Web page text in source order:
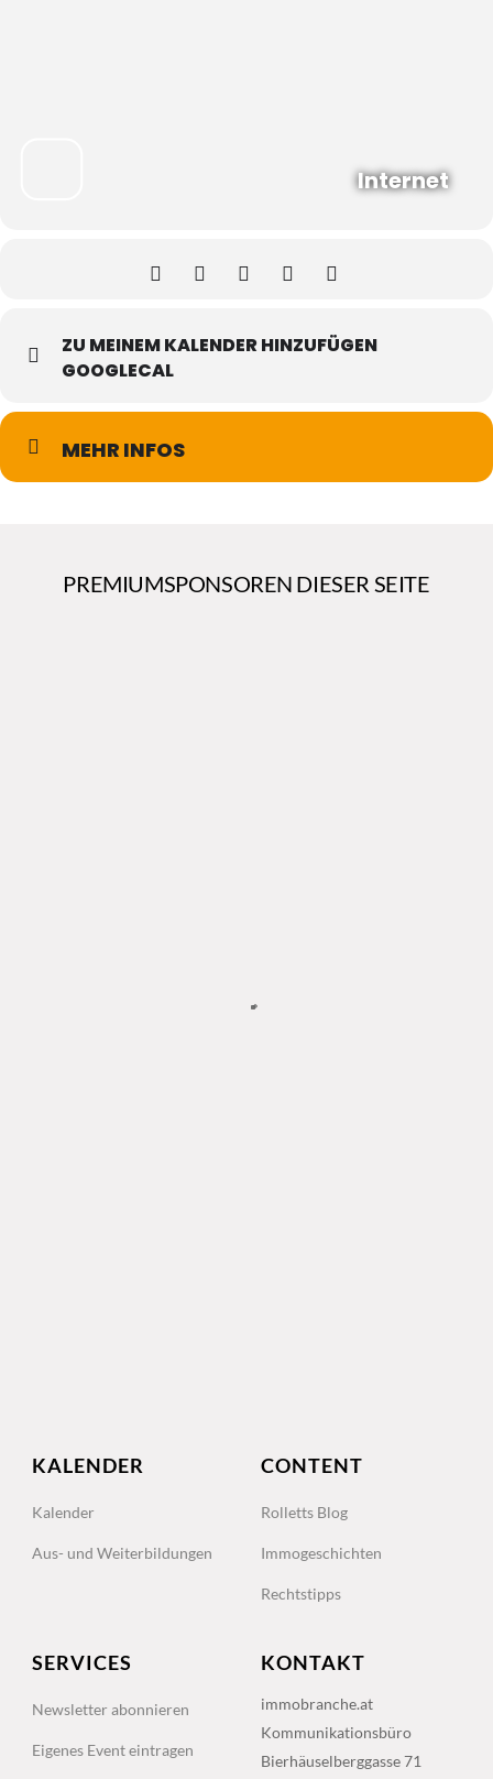
Internet
ZU MEINEM KALENDER HINZUFÜGEN
GOOGLECAL
MEHR INFOS
PREMIUMSPONSOREN DIESER SEITE
KALENDER
Kalender
Aus- und Weiterbildungen
CONTENT
Rolletts Blog
Immogeschichten
Rechtstipps
SERVICES
Newsletter abonnieren
Eigenes Event eintragen
KONTAKT
immobranche.at
Kommunikationsbüro
Bierhäuselberggasse 71